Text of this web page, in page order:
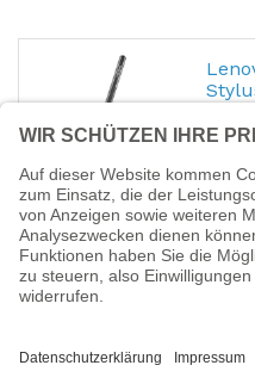
EAN:
Lenovo